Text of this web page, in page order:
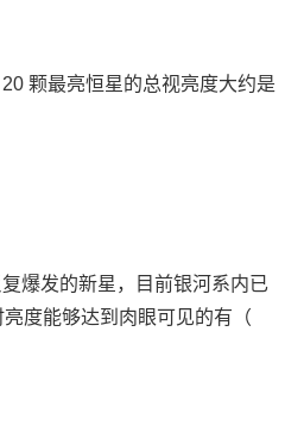
颗最亮恒星的总视亮度大约是
爆发的新星，目前银河系内已
度能够达到肉眼可见的有（